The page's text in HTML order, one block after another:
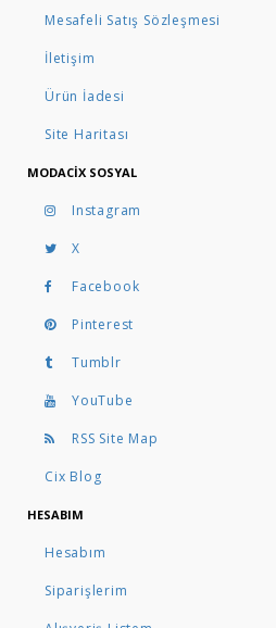
Mesafeli Satış Sözleşmesi
İletişim
Ürün İadesi
Site Haritası
MODACIX SOSYAL
Instagram
X
Facebook
Pinterest
Tumblr
YouTube
RSS Site Map
Cix Blog
HESABIM
Hesabım
Siparişlerim